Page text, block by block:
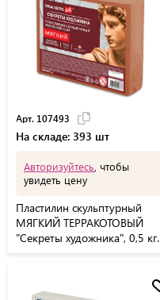
Арт. 107493
На складе: 393 шт
Авторизуйтесь , чтобы
увидеть цену
Пластилин скульптурный
МЯГКИЙ ТЕРРАКОТОВЫЙ
"Секреты художника", 0,5 кг,